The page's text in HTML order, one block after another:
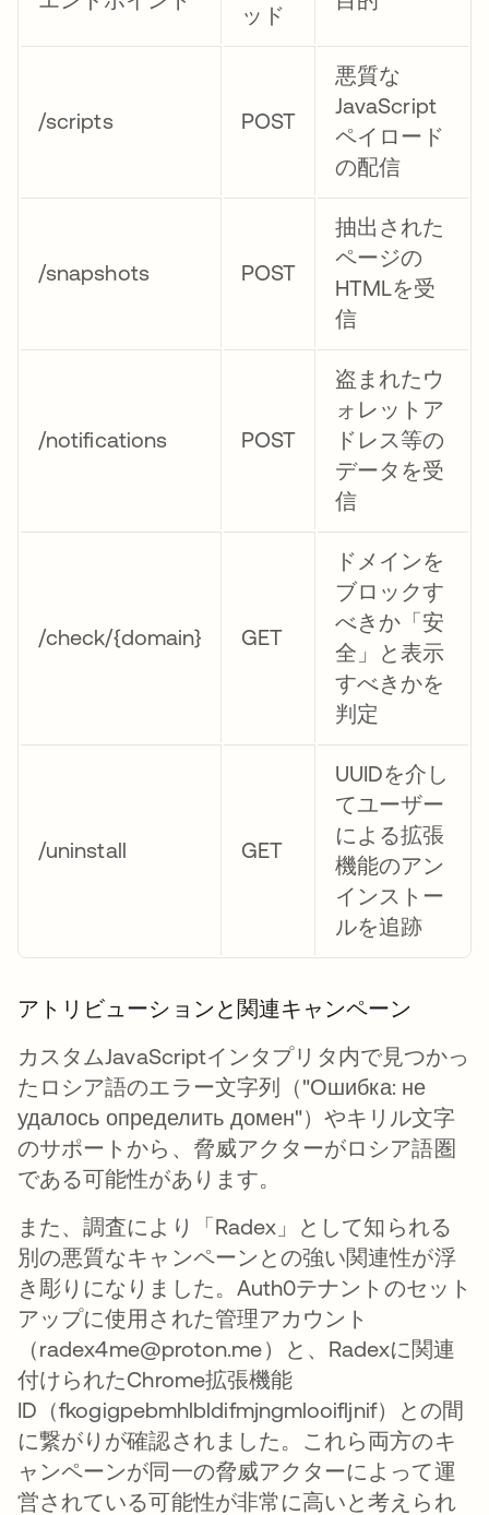
ッド
/scripts POST
悪質な
JavaScript
ペイロード
の配信
/snapshots POST
抽出された
ページの
HTMLを受
信
/notifications POST
盗まれたウ
ォレットア
ドレス等の
データを受
信
/check/{domain} GET
ドメインを
ブロックす
べきか「安
全」と表示
すべきかを
判定
/uninstall GET
UUIDを介し
てユーザー
による拡張
機能のアン
インストー
ルを追跡
アトリビューションと関連キャンペーン
カスタムJavaScriptインタプリタ内で見つかっ
たロシア語のエラー文字列（"Ошибка: не
удалось определить домен"）やキリル文字
のサポートから、脅威アクターがロシア語圏
である可能性があります。
また、調査により「Radex」として知られる
別の悪質なキャンペーンとの強い関連性が浮
き彫りになりました。Auth0テナントのセット
アップに使用された管理アカウント
（radex4me@proton.me）と、Radexに関連
付けられたChrome拡張機能
ID（fkogigpebmhlbldifmjngmlooifljnif）との間
に繋がりが確認されました。これら両方のキ
ャンペーンが同一の脅威アクターによって運
営されている可能性が非常に高いと考えられ